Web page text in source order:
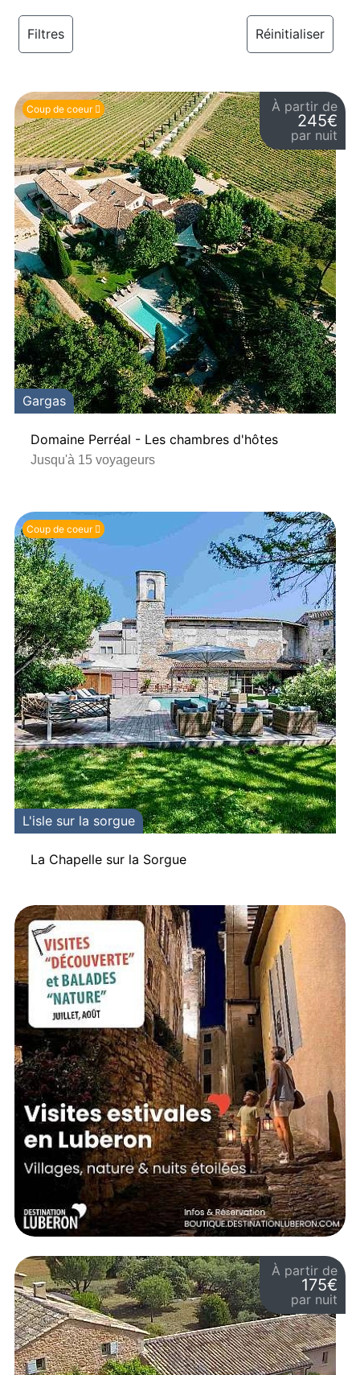
Filtres Réinitialiser
À partir de
245€
par nuit
Gargas
Coup de coeur
Domaine Perréal - Les chambres d'hôtes
Jusqu'à 15 voyageurs
L'isle sur la sorgue
Coup de coeur
La Chapelle sur la Sorgue
À partir de
175€
par nuit